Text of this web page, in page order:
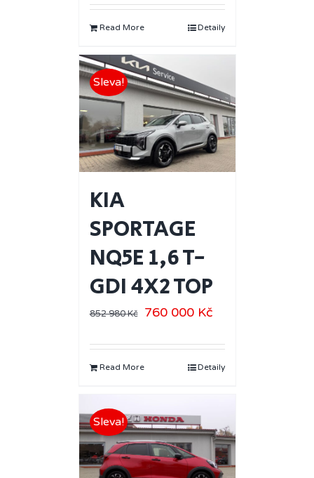
Read More Detaily
Sleva!
KIA
SPORTAGE
NQ5E 1,6 T-
GDI 4X2 TOP
852 980Kč 760 000 Kč
Read More Detaily
Sleva!